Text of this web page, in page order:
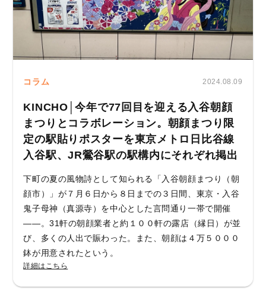
コラム 2024.08.09
KINCHO│今年で77回目を迎える入谷朝顔
まつりとコラボレーション。朝顔まつり限
定の駅貼りポスターを東京メトロ日比谷線
入谷駅、JR鶯谷駅の駅構内にそれぞれ掲出
下町の夏の風物詩として知られる「入谷朝顔まつり（朝
顔市）」が７月６日から８日までの３日間、東京・入谷
鬼子母神（真源寺）を中心とした言問通り一帯で開催
――。31軒の朝顔業者と約１００軒の露店（縁日）が並
び、多くの人出で賑わった。また、朝顔は４万５０００
鉢が用意されたという。
詳細はこちら